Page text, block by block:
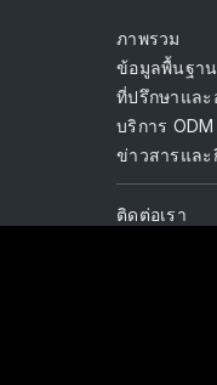
ภาพรวม
ข้อมูลพื้นฐา
ที่ปรึกษาและ
บริการ
ข่าวสารและ
ติดต่อเรา